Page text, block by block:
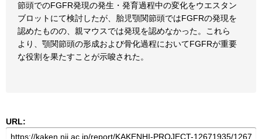
節頭でのFGFR発現の発生・発育過程中の変化をウエスタン
ブロットにて検討したが、胎児顎関節頭ではFGFRの発現を
認めたものの、親マウスでは発現を認めなかった。これら
より、顎関節頭の形成および骨化過程においてFGFRが重要
な役割を果たすことが示唆された。
URL: